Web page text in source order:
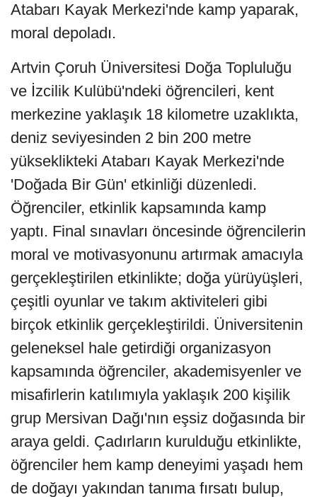
Atabarı Kayak Merkezi'nde kamp yaparak,
moral depoladı.
Artvin Çoruh Üniversitesi Doğa Topluluğu
ve İzcilik Kulübü'ndeki öğrencileri, kent
merkezine yaklaşık 18 kilometre uzaklıkta,
deniz seviyesinden 2 bin 200 metre
yükseklikteki Atabarı Kayak Merkezi'nde
'Doğada Bir Gün' etkinliği düzenledi.
Öğrenciler, etkinlik kapsamında kamp
yaptı. Final sınavları öncesinde öğrencilerin
moral ve motivasyonunu artırmak amacıyla
gerçekleştirilen etkinlikte; doğa yürüyüşleri,
çeşitli oyunlar ve takım aktiviteleri gibi
birçok etkinlik gerçekleştirildi. Üniversitenin
geleneksel hale getirdiği organizasyon
kapsamında öğrenciler, akademisyenler ve
misafirlerin katılımıyla yaklaşık 200 kişilik
grup Mersivan Dağı'nın eşsiz doğasında bir
araya geldi. Çadırların kurulduğu etkinlikte,
öğrenciler hem kamp deneyimi yaşadı hem
de doğayı yakından tanıma fırsatı bulup,